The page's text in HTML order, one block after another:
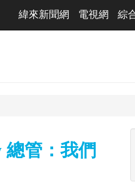
緯來新聞網 電視網 綜
總管：我們